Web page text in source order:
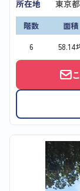
所在地
東京
階数 面積
6
58.14